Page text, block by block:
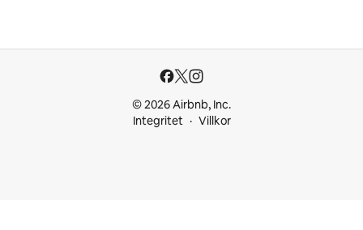
© 2026 Airbnb, Inc.
Integritet
Villkor